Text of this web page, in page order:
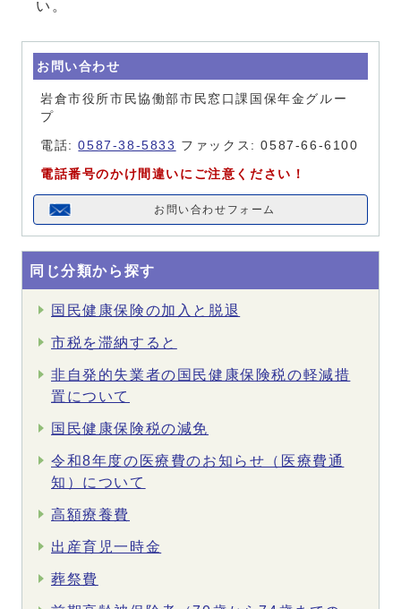
い。
お問い合わせ
岩倉市役所市民協働部市民窓口課国保年金グルー
プ
電話:0587-38-5833 ファックス: 0587-66-6100
電話番号のかけ間違いにご注意ください！
お問い合わせフォーム
同じ分類から探す
国民健康保険の加入と脱退
市税を滞納すると
非自発的失業者の国民健康保険税の軽減措
置について
国民健康保険税の減免
令和8年度の医療費のお知らせ（医療費通
知）について
高額療養費
出産育児一時金
葬祭費